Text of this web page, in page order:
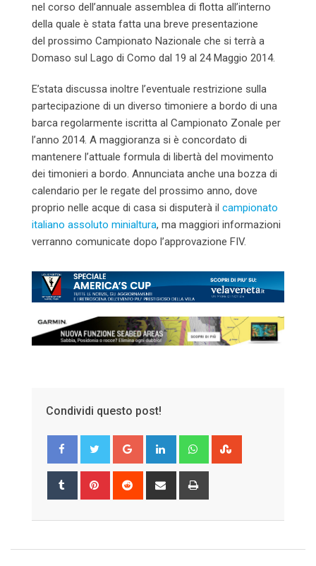
nel corso dell’annuale assemblea di flotta all’interno
della quale è stata fatta una breve presentazione
del prossimo Campionato Nazionale che si terrà a
Domaso sul Lago di Como dal 19 al 24 Maggio 2014.
E’stata discussa inoltre l’eventuale restrizione sulla
partecipazione di un diverso timoniere a bordo di una
barca regolarmente iscritta al Campionato Zonale per
l’anno 2014. A maggioranza si è concordato di
mantenere l’attuale formula di libertà del movimento
dei timonieri a bordo. Annunciata anche una bozza di
calendario per le regate del prossimo anno, dove
proprio nelle acque di casa si disputerà il campionato
italiano assoluto minialtura, ma maggiori informazioni
verranno comunicate dopo l’approvazione FIV.
Condividi questo post!
Google+ LinkedIn Whatsapp
Tumblr Pinterest Reddit
Share